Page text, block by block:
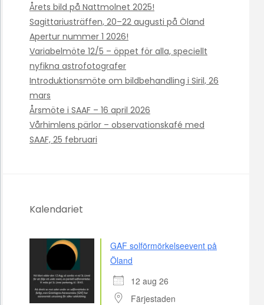
Årets bild på Nattmolnet 2025!
Sagittariusträffen, 20–22 augusti på Öland
Apertur nummer 1 2026!
Variabelmöte 12/5 – öppet för alla, speciellt
nyfikna astrofotografer
Introduktionsmöte om bildbehandling i Siril, 26
mars
Årsmöte i SAAF – 16 april 2026
Vårhimlens pärlor – observationskafé med
SAAF, 25 februari
Kalendariet
GAF solförmörkelseevent på
Öland
12 aug 26
Färjestaden